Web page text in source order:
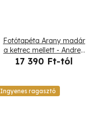
Fotótapéta Arany madár
a ketrec mellett - Andrea
Haase
17 390 Ft-tól
Ingyenes ragasztó